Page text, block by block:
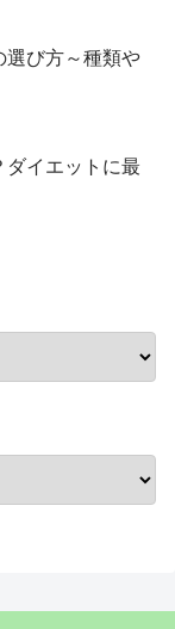
選び方～種類や
ダイエットに最